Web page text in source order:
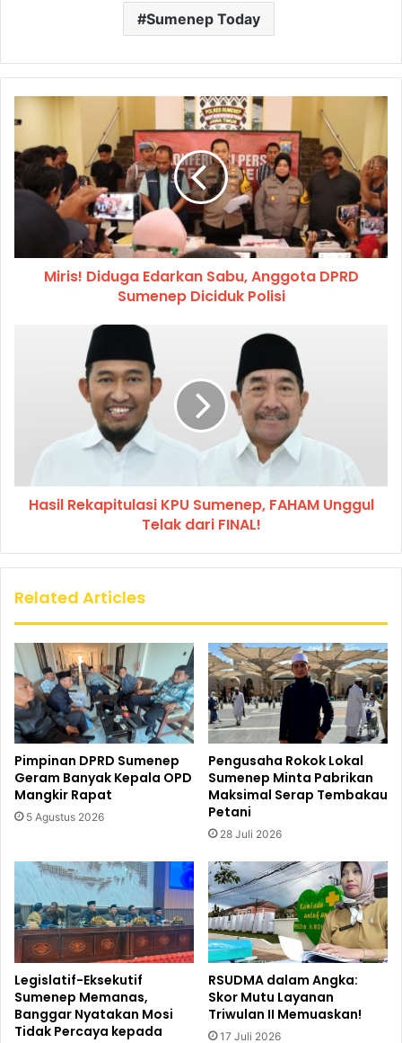
Sumenep Today
Miris! Diduga Edarkan Sabu, Anggota DPRD
Sumenep Diciduk Polisi
Hasil Rekapitulasi KPU Sumenep, FAHAM Unggul
Telak dari FINAL!
Related Articles
Pimpinan DPRD Sumenep
Geram Banyak Kepala OPD
Mangkir Rapat
5 Agustus 2026
Pengusaha Rokok Lokal
Sumenep Minta Pabrikan
Maksimal Serap Tembakau
Petani
28 Juli 2026
Legislatif-Eksekutif
Sumenep Memanas,
Banggar Nyatakan Mosi
Tidak Percaya kepada
RSUDMA dalam Angka:
Skor Mutu Layanan
Triwulan II Memuaskan!
17 Juli 2026